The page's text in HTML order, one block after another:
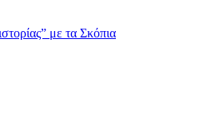
με τα Σκόπια